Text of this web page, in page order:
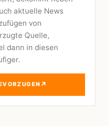
aktuelle News
von
Quelle,
dann in diesen
↗